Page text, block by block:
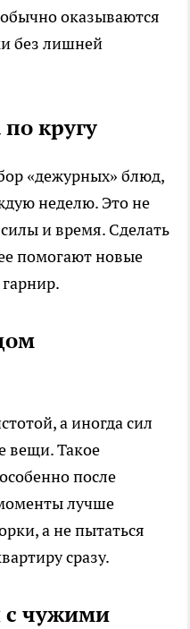
оказываются
без лишней
кругу
«дежурных» блюд,
неделю. Это не
и время. Сделать
помогают новые
а иногда сил
вещи. Такое
после
лучше
а не пытаться
сразу.
с чужими